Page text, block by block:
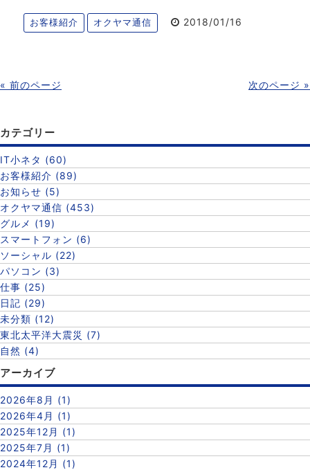
お客様紹介 オクヤマ通信 2018/01/16
« 前のページ 次のページ »
カテゴリー
IT小ネタ (60)
お客様紹介 (89)
お知らせ (5)
オクヤマ通信 (453)
グルメ (19)
スマートフォン (6)
ソーシャル (22)
パソコン (3)
仕事 (25)
日記 (29)
未分類 (12)
東北太平洋大震災 (7)
自然 (4)
アーカイブ
2026年8月 (1)
2026年4月 (1)
2025年12月 (1)
2025年7月 (1)
2024年12月 (1)